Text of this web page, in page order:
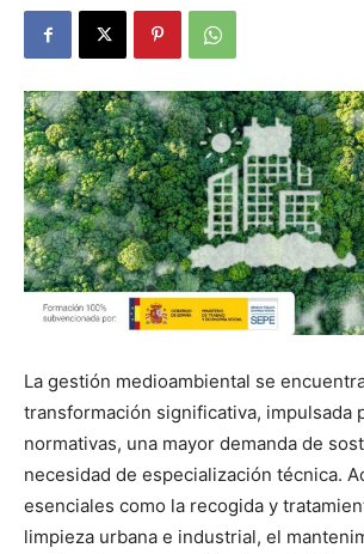
La gestión medioambiental se
transformación significativa, impulsada
normativas, una mayor demanda de
necesidad de especialización técnica.
esenciales como la recogida y
limpieza urbana e industrial, el